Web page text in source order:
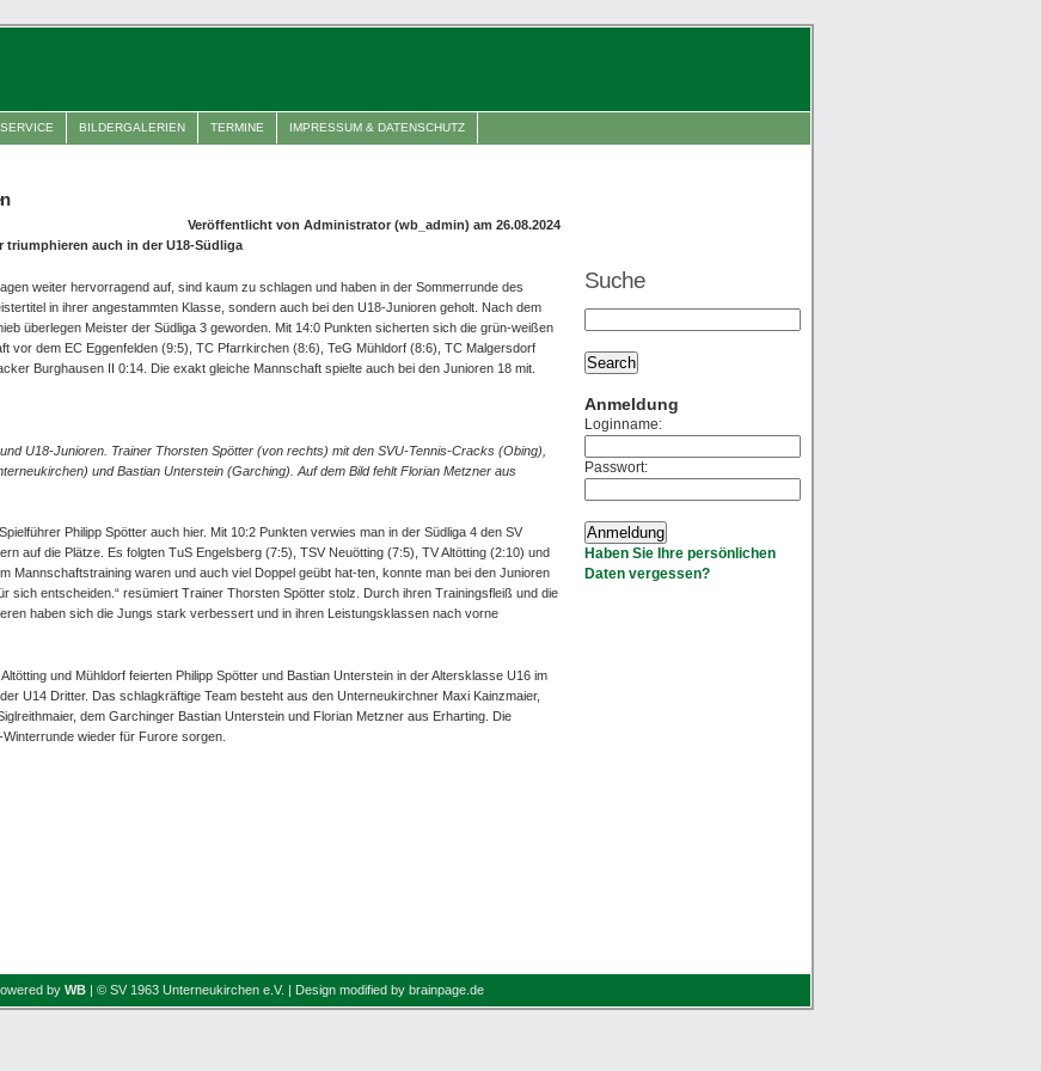
SERVICE BILDERGALERIEN TERMINE IMPRESSUM & DATENSCHUTZ
Veröffentlicht von Administrator (wb_admin) am 26.08.2024
triumphieren auch in der U18-Südliga
weiter hervorragend auf, sind kaum zu schlagen und haben in der Sommerrunde des
in ihrer angestammten Klasse, sondern auch bei den U18-Junioren geholt. Nach dem
überlegen Meister der Südliga 3 geworden. Mit 14:0 Punkten sicherten sich die grün-weißen
vor dem EC Eggenfelden (9:5), TC Pfarrkirchen (8:6), TeG Mühldorf (8:6), TC Malgersdorf
Burghausen II 0:14. Die exakt gleiche Mannschaft spielte auch bei den Junioren 18 mit.
U18-Junioren. Trainer Thorsten Spötter (von rechts) mit den SVU-Tennis-Cracks (Obing),
und Bastian Unterstein (Garching). Auf dem Bild fehlt Florian Metzner aus
Philipp Spötter auch hier. Mit 10:2 Punkten verwies man in der Südliga 4 den SV
auf die Plätze. Es folgten TuS Engelsberg (7:5), TSV Neuötting (7:5), TV Altötting (2:10) und
Mannschaftstraining waren und auch viel Doppel geübt hat-ten, konnte man bei den Junioren
sich entscheiden.“ resümiert Trainer Thorsten Spötter stolz. Durch ihren Trainingsfleiß und die
haben sich die Jungs stark verbessert und in ihren Leistungsklassen nach vorne
und Mühldorf feierten Philipp Spötter und Bastian Unterstein in der Altersklasse U16 im
U14 Dritter. Das schlagkräftige Team besteht aus den Unterneukirchner Maxi Kainzmaier,
dem Garchinger Bastian Unterstein und Florian Metzner aus Erharting. Die
wieder für Furore sorgen.
Suche
Anmeldung
Loginname:
Passwort:
Haben Sie Ihre persönlichen
Daten vergessen?
by WB | © SV 1963 Unterneukirchen e.V. | Design modified by brainpage.de